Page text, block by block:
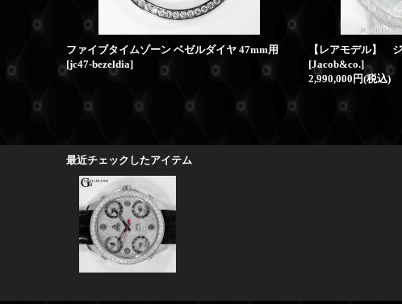
ファイブタイムゾーン ベゼルダイヤ 47mm用
[jc47-bezeldia]
[Jacob&co.]
2,990,000円(税込)
最近チェックしたアイテム